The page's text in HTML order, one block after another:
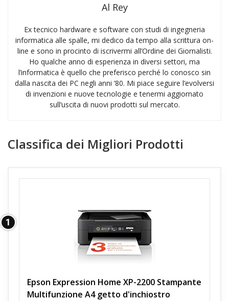
Al Rey
Ex tecnico hardware e software con studi di ingegneria
informatica alle spalle, mi dedico da tempo alla scrittura on-
line e sono in procinto di iscrivermi all’Ordine dei Giornalisti.
Ho qualche anno di esperienza in diversi settori, ma
l’informatica è quello che preferisco perché lo conosco sin
dalla nascita dei PC negli anni ’80. Mi piace seguire l’evolversi
di invenzioni e nuove tecnologie e tenermi aggiornato
sull’uscita di nuovi prodotti sul mercato.
Classifica dei Migliori Prodotti
1
Epson Expression Home XP-2200 Stampante
Multifunzione A4 getto d'inchiostro